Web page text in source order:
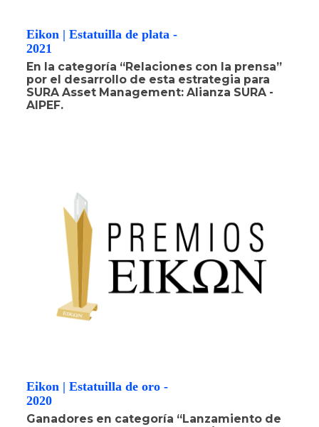
Eikon | Estatuilla de plata -
2021
En la categoría “Relaciones con la prensa”
por el desarrollo de esta estrategia para
SURA Asset Management: Alianza SURA -
AIPEF.
Eikon | Estatuilla de oro -
2020
Ganadores en categoría “Lanzamiento de